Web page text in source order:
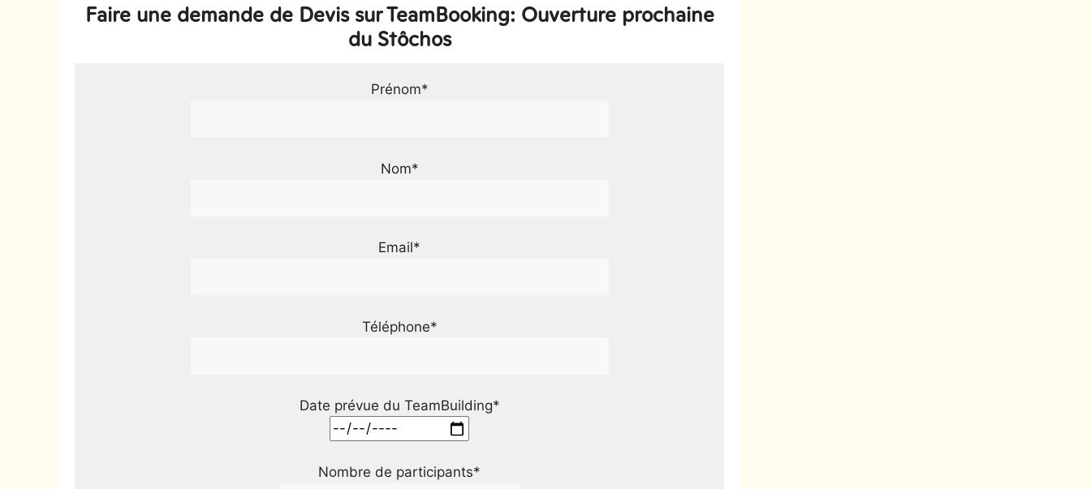
Faire une demande de Devis sur TeamBooking: Ouverture prochaine
du Stôchos
Prénom*
Nom*
Email*
Téléphone*
Date prévue du TeamBuilding*
Nombre de participants*